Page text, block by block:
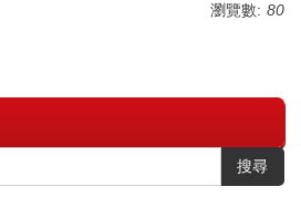
瀏覽數: 80
搜尋